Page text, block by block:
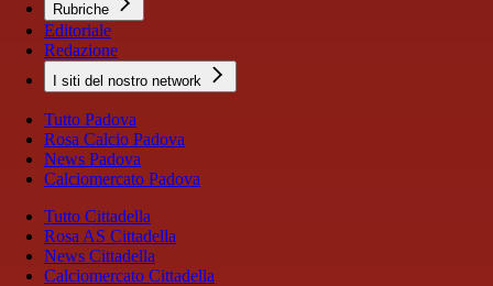
Rubriche
Editoriale
Redazione
I siti del nostro network
Tutto Padova
Rosa Calcio Padova
News Padova
Calciomercato Padova
Tutto Cittadella
Rosa AS Cittadella
News Cittadella
Calciomercato Cittadella